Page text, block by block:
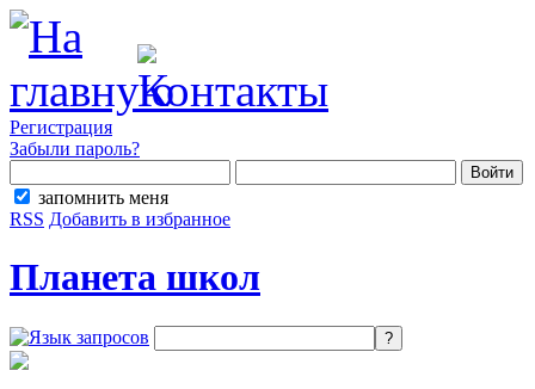
Регистрация
Забыли пароль?
запомнить меня
RSS Добавить в избранное
Планета школ